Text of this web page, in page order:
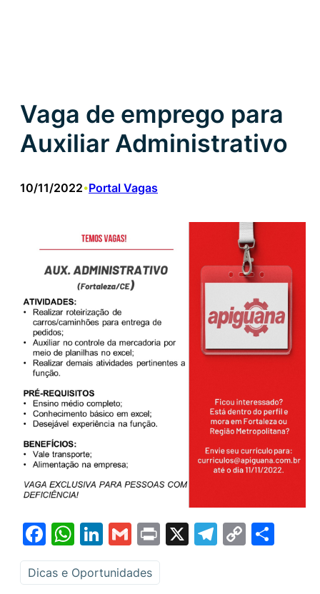
Vaga de emprego para
Auxiliar Administrativo
10/11/2022•Portal Vagas
Facebook
WhatsApp
LinkedIn
GmailPrint
X Telegram
Copy
Dicas e Oportunidades